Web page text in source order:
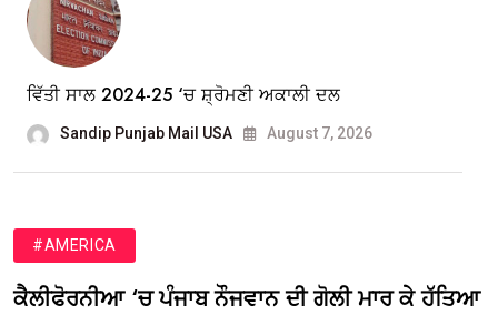
ਵਿੱਤੀ ਸਾਲ 2024-25 ‘ਚ ਸ਼੍ਰੋਮਣੀ ਅਕਾਲੀ ਦਲ
Sandip Punjab Mail USA August 7, 2026
#AMERICA
ਕੈਲੀਫੋਰਨੀਆ ‘ਚ ਪੰਜਾਬ ਨੌਜਵਾਨ ਦੀ ਗੋਲੀ ਮਾਰ ਕੇ ਹੱਤਿਆ